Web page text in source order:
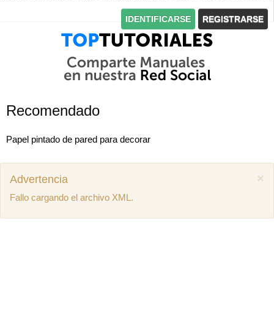
IDENTIFICARSE REGISTRARSE
Recomendado
Papel pintado de pared para decorar
×
Advertencia
Fallo cargando el archivo XML.